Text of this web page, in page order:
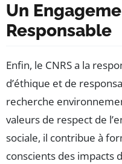
Un
Responsable
Enfin, le CNRS a la
d’éthique et de
recherche
valeurs de respect de
sociale, il contribue à
conscients des impacts